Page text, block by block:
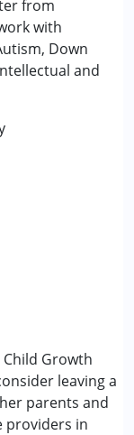
from
with
Down
and
Child Growth
leaving a
parents and
providers in
एडीएचडी)